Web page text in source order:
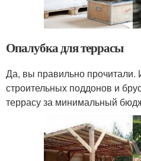
Опалубка для террасы
Да, вы правильно прочитали.
строительных поддонов и
террасу за минимальный